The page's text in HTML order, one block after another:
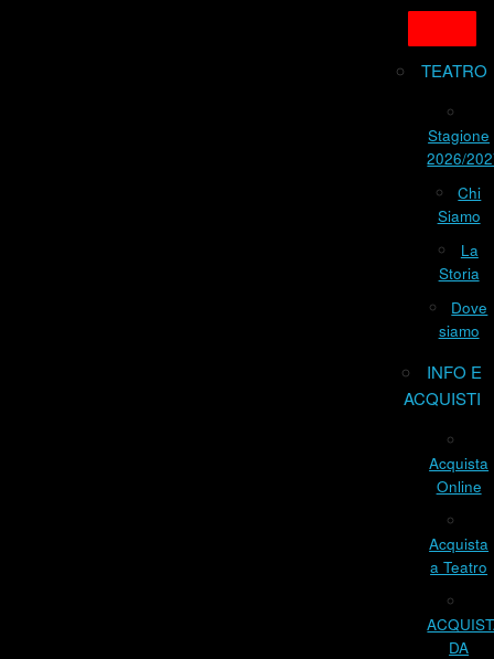
TEATRO
Stagione
2026/
Chi
Siamo
La
Storia
Dove
siamo
INFO E
ACQUISTI
Acquista
Online
Acquista
a Teatro
DA